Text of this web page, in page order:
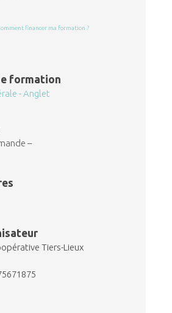
financer ma formation ?
formation
- Anglet
–
Tiers-Lieux